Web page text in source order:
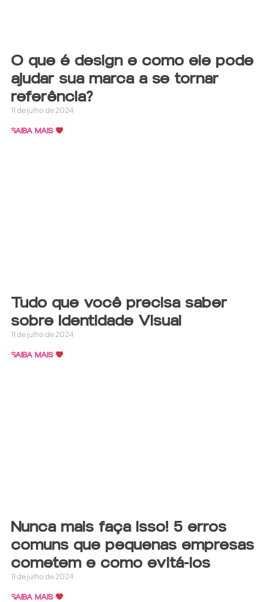
O que é design e como ele pode
ajudar sua marca a se tornar
referência?
11 de julho de 2024
SAIBA MAIS
Tudo que você precisa saber
sobre Identidade Visual
11 de julho de 2024
SAIBA MAIS
Nunca mais faça isso! 5 erros
comuns que pequenas empresas
cometem e como evitá-los
11 de julho de 2024
SAIBA MAIS